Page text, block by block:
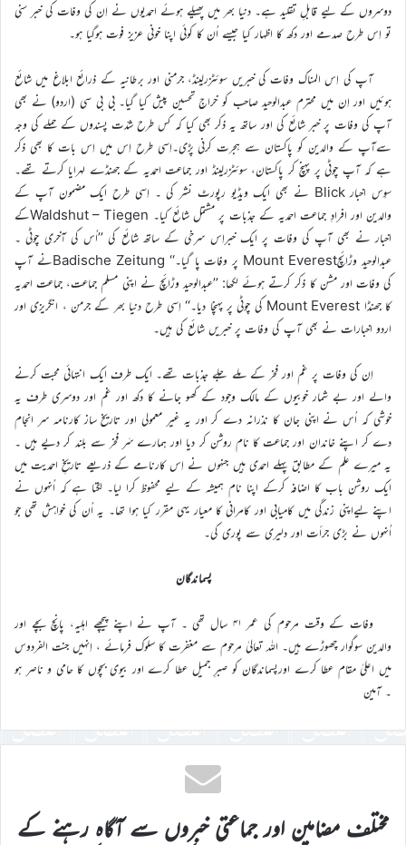
دوسروں کے لیے قابلِ تقلید ہے۔ دنیا بھر میں پھیلے ہوئے احمدیوں نے اِن کی وفات کی خبر سنی
تو اِس طرح صدمے اور دکھ کا اظہار کیا جیسے اُن کا کوئی اپنا خونی عزیز فوت ہوگیا ہو۔
آپ کی اِس المناک وفات کی خبریں سوئٹزرلینڈ، جرمنی اور برطانیہ کے ذرائع ابلاغ میں شائع
ہوئیں اور اِن میں محترم عبدالوحید صاحب کو خراجِ تحسین پیش کیا گیا۔ بی بی سی (اردو) نے بھی
آپ کی وفات پر خبر شائع کی اور ساتھ یہ ذکر بھی کیا کہ کس طرح شدّت پسندوں کے حملے کی وجہ
سےآپ کے والدین کو پاکستان سے ہجرت کرنی پڑی۔اِسی طرح اِس میں اِس بات کا بھی ذکر
ہے کہ آپ چوٹی پر پہنچ کر پاکستان، سوئٹزرلینڈ اور جماعت احمدیہ کے جھنڈے لہرایا کرتے تھے۔
سوِس اخبار Blick نے بھی ایک ویڈیو رپورٹ نشر کی ۔ اِسی طرح ایک مضمون آپ کے
والدین اور افرادِ جماعت احمدیہ کے جذبات پر مشتمل شائع کیا۔ Waldshut – Tiegenکے
اخبار نے بھی آپ کی وفات پر ایک خبراِس سرخی کے ساتھ شائع کی ’’اُس کی آخری چوٹی ۔
عبدالوحید وڑائچMount Everest پر وفات پا گیا۔‘‘ Badische Zeitungنے آپ
کی وفات اور مشن کا ذکر کرتے ہوئے لکھا: ’’عبدالوحید وڑائچ نے اپنی مسلم جماعت، جماعت احمدیہ
کا جھنڈا Mount Everest کی چوٹی پر پہنچا دیا۔‘‘ اِسی طرح دنیا بھر کے جرمن ، انگریزی اور
اردو اخبارات نے بھی آپ کی وفات پر خبریں شائع کی ہیں۔
اِن کی وفات پر غم اور فخر کے ملے جلے جذبات تھے۔ ایک طرف ایک انتہائی محبت کرنے
والے اور بے شمار خوبیوں کے مالک وجود کے کھو جانے کا دکھ اور غم اور دوسری طرف یہ
خوشی کہ اُس نے اپنی جان کا نذرانہ دے کر اور یہ غیر معمولی اور تاریخ ساز کارنامہ سر انجام
دے کر اپنے خاندان اور جماعت کا نام روشن کر دیا اور ہمارے سَر فخر سے بلند کر دیے ہیں ۔
یہ میرے علم کے مطابق پہلے احمدی ہیں جنہوں نے اِس کارنامے کے ذریعے تاریخِ احمدیت میں
ایک روشن باب کا اضافہ کرکے اپنا نام ہمیشہ کے لیے محفوظ کرا لیا۔ لگتا ہے کہ اُنہوں نے
اپنے لیےاپنی زندگی میں کامیابی اور کامرانی کا معیار یہی مقرر کیا ہوا تھا۔ یہ اُن کی خواہش تھی جو
اُنہوں نے بڑی جرأت اور دلیری سے پوری کی۔
پسماندگان
وفات کے وقت مرحوم کی عمر ۴۱ سال تھی ۔ آپ نے اپنے پیچھے اہلیہ، پانچ بچے اور
والدین سوگوار چھوڑے ہیں۔ اللہ تعالیٰ مرحوم سے مغفرت کا سلوک فرمائے ، اِنہیں جنت الفردوس
میں اعلیٰ مقام عطا کرے اورپسماندگان کو صبرِ جمیل عطا کرے اور بیوی بچوں کا حامی و ناصر ہو
۔ آمین
مختلف مضامین اور جماعتی خبروں سے آگاہ رہنے کے